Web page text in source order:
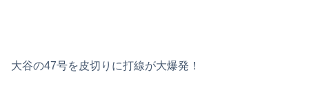
大谷の47号を皮切りに打線が大爆発！